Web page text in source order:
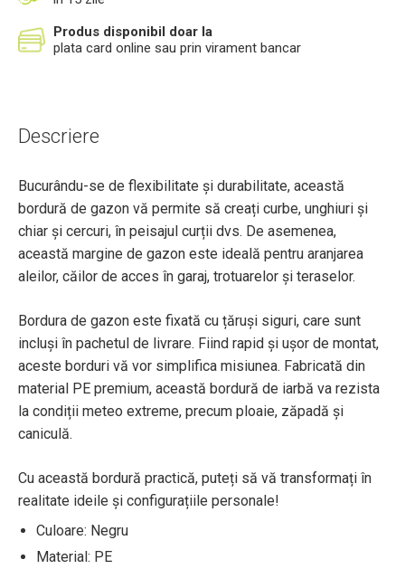
Produs disponibil doar la
plata card online sau prin virament bancar
Descriere
Bucurându-se de flexibilitate și durabilitate, această
bordură de gazon vă permite să creați curbe, unghiuri și
chiar și cercuri, în peisajul curții dvs. De asemenea,
această margine de gazon este ideală pentru aranjarea
aleilor, căilor de acces în garaj, trotuarelor și teraselor.
Bordura de gazon este fixată cu țăruși siguri, care sunt
incluși în pachetul de livrare. Fiind rapid și ușor de montat,
aceste borduri vă vor simplifica misiunea. Fabricată din
material PE premium, această bordură de iarbă va rezista
la condiții meteo extreme, precum ploaie, zăpadă și
caniculă.
Cu această bordură practică, puteți să vă transformați în
realitate ideile și configurațiile personale!
Culoare: Negru
Material: PE